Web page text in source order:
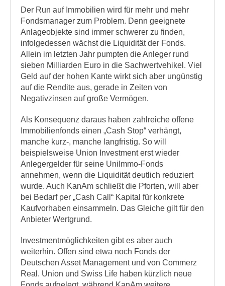
Der Run auf Immobilien wird für mehr und mehr
Fondsmanager zum Problem. Denn geeignete
Anlageobjekte sind immer schwerer zu finden,
infolgedessen wächst die Liquidität der Fonds.
Allein im letzten Jahr pumpten die Anleger rund
sieben Milliarden Euro in die Sachwertvehikel. Viel
Geld auf der hohen Kante wirkt sich aber ungünstig
auf die Rendite aus, gerade in Zeiten von
Negativzinsen auf große Vermögen.
Als Konsequenz daraus haben zahlreiche offene
Immobilienfonds einen „Cash Stop“ verhängt,
manche kurz-, manche langfristig. So will
beispielsweise Union Investment erst wieder
Anlegergelder für seine UniImmo-Fonds
annehmen, wenn die Liquidität deutlich reduziert
wurde. Auch KanAm schließt die Pforten, will aber
bei Bedarf per „Cash Call“ Kapital für konkrete
Kaufvorhaben einsammeln. Das Gleiche gilt für den
Anbieter Wertgrund.
Investmentmöglichkeiten gibt es aber auch
weiterhin. Offen sind etwa noch Fonds der
Deutschen Asset Management und von Commerz
Real. Union und Swiss Life haben kürzlich neue